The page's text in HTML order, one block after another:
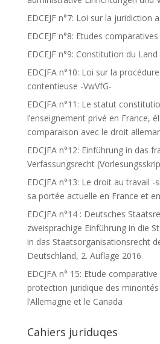
EDCEJF n°7: Loi sur la juridiction
EDCEJF n°8: Etudes comparatives
EDCEJF n°9: Constitution du
EDCJFA n°10: Loi sur la
contentieuse -VwVfG-
EDCJFA n°11: Le statut
l’enseignement privé en France,
comparaison avec le droit
EDCJFA n°12: Einführung in das
Verfassungsrecht
EDCJFA n°13: Le droit au travail
sa portée actuelle en France et
EDCJFA n°14 : Deutsches
zweisprachige Einführung in die
in das Staatsorganisationsrecht
Deutschland, 2. Auflage 2016
EDCJFA n° 15: Etude
protection juridique des
l’Allemagne et le Canada
Cahiers juriduqes